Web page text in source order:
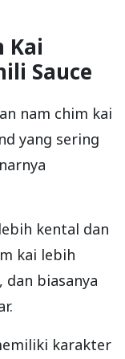
Kai
Sauce
nam chim kai
yang sering
kental dan
kai lebih
dan biasanya
karakter